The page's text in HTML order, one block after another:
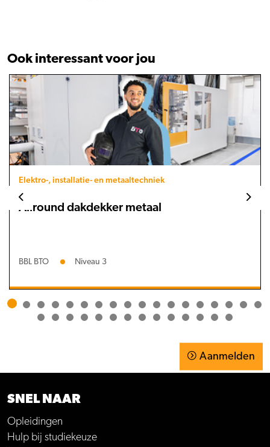
Ook interessant voor jou
Elektro-, installatie- en metaaltechniek
Allround dakdekker metaal
BBL BTO Niveau 3
Aanmelden
SNEL NAAR
Opleidingen
Hulp bij studiekeuze